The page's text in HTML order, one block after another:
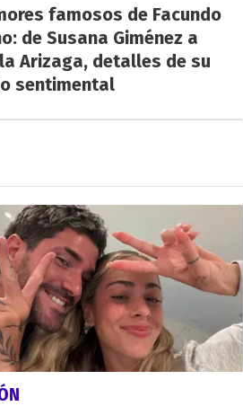
famosos de Facundo
de Susana Giménez a
Arizaga, detalles de su
sentimental